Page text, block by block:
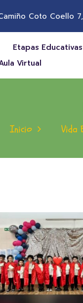
Coto Coello
Etapas Educativas
Virtual
Inicio Vida